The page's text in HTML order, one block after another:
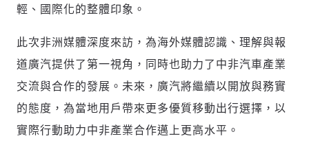
輕、國際化的整體印象。
此次非洲媒體深度來訪，為海外媒體認識、理解與報
道廣汽提供了第一視角，同時也助力了中非汽車產業
交流與合作的發展。未來，廣汽將繼續以開放與務實
的態度，為當地用戶帶來更多優質移動出行選擇，以
實際行動助力中非產業合作邁上更高水平。